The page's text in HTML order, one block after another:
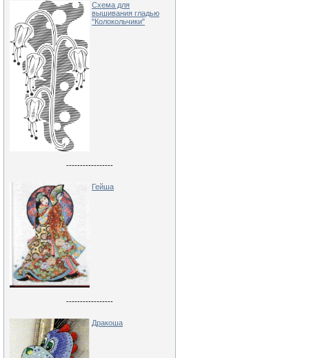
Схема для
вышивания гладью
"Колокольчики"
-----------------
Гейша
-----------------
Дракоша